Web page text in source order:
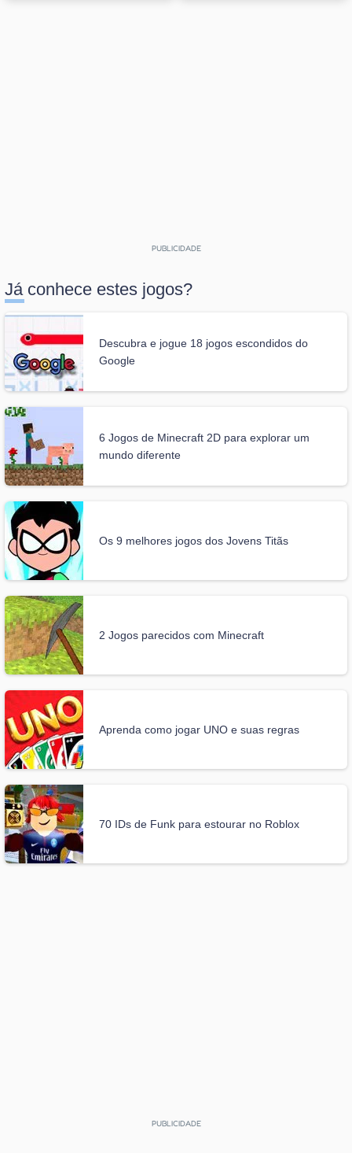
Já conhece estes jogos?
Descubra e jogue 18 jogos escondidos do
Google
6 Jogos de Minecraft 2D para explorar um
mundo diferente
Os 9 melhores jogos dos Jovens Titãs
2 Jogos parecidos com Minecraft
Aprenda como jogar UNO e suas regras
70 IDs de Funk para estourar no Roblox